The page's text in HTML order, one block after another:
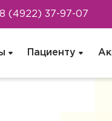
(4922) 37-97-07
Пациенту